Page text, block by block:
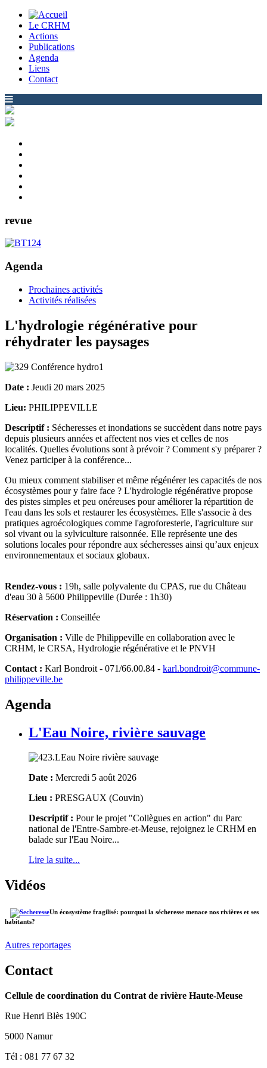
Le CRHM
Actions
Publications
Agenda
Liens
Contact
revue
Agenda
Prochaines activités
Activités réalisées
L'hydrologie régénérative pour
réhydrater les paysages
Date : Jeudi 20 mars 2025
Lieu: PHILIPPEVILLE
Descriptif : Sécheresses et inondations se succèdent dans notre pays
depuis plusieurs années et affectent nos vies et celles de nos
localités. Quelles évolutions sont à prévoir ? Comment s'y préparer ?
Venez participer à la conférence...
Ou mieux comment stabiliser et même régénérer les capacités de nos
écosystèmes pour y faire face ? L'hydrologie régénérative propose
des pistes simples et peu onéreuses pour améliorer la répartition de
l'eau dans les sols et restaurer les écosystèmes. Elle s'associe à des
pratiques agroécologiques comme l'agroforesterie, l'agriculture sur
sol vivant ou la sylviculture raisonnée. Elle représente une des
solutions locales pour répondre aux sécheresses ainsi qu’aux enjeux
environnementaux et sociaux globaux.
Rendez-vous : 19h, salle polyvalente du CPAS, rue du Château
d'eau 30 à 5600 Philippeville (Durée : 1h30)
Réservation : Conseillée
Organisation : Ville de Philippeville en collaboration avec le
CRHM, le CRSA, Hydrologie régénérative et le PNVH
Contact : Karl Bondroit - 071/66.00.84 - karl.bondroit@commune-
philippeville.be
Agenda
L'Eau Noire, rivière sauvage
Date : Mercredi 5 août 2026
Lieu : PRESGAUX (Couvin)
Descriptif : Pour le projet "Collègues en action" du Parc
national de l'Entre-Sambre-et-Meuse, rejoignez le CRHM en
balade sur l'Eau Noire...
Lire la suite...
Vidéos
Un écosystème fragilisé: pourquoi la sécheresse menace nos rivières et ses
habitants?
Autres reportages
Contact
Cellule de coordination du Contrat de rivière Haute-Meuse
Rue Henri Blès 190C
5000 Namur
Tél : 081 77 67 32